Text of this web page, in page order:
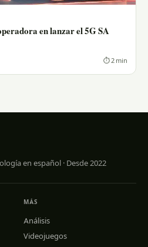
en lanzar el 5G SA
⏱ 2 min
en español · Desde 2022
MÁS
Análisis
Videojuegos